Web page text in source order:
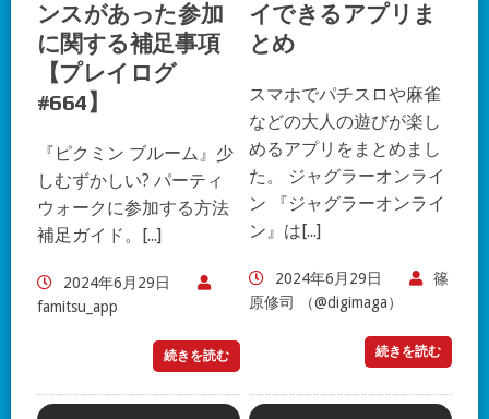
ンスがあった参加
に関する補足事項
【プレイログ
#664】
『ピクミン ブルーム』少
しむずかしい? パーティ
ウォークに参加する方法
補足ガイド。[...]
2024年6月29日
famitsu_app
続きを読む
イできるアプリま
とめ
スマホでパチスロや麻雀
などの大人の遊びが楽し
めるアプリをまとめまし
た。 ジャグラーオンライ
ン 『ジャグラーオンライ
ン』は[...]
2024年6月29日
篠
原修司 （@digimaga）
続きを読む